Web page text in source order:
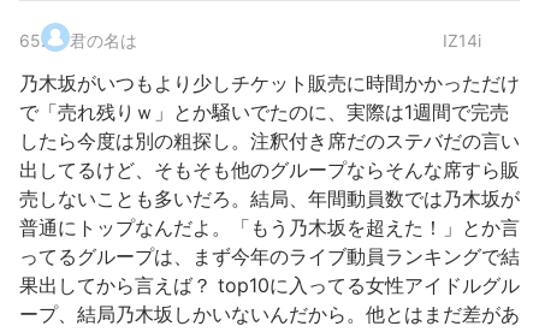
65. 君の名は IZ14i
乃木坂がいつもより少しチケット販売に時間かかっただけ
で「売れ残りｗ」とか騒いでたのに、実際は1週間で完売
したら今度は別の粗探し。注釈付き席だのステバだの言い
出してるけど、そもそも他のグループならそんな席すら販
売しないことも多いだろ。結局、年間動員数では乃木坂が
普通にトップなんだよ。「もう乃木坂を超えた！」とか言
ってるグループは、まず今年のライブ動員ランキングで結
果出してから言えば？ top10に入ってる女性アイドルグル
ープ、結局乃木坂しかいないんだから。他とはまだ差があ